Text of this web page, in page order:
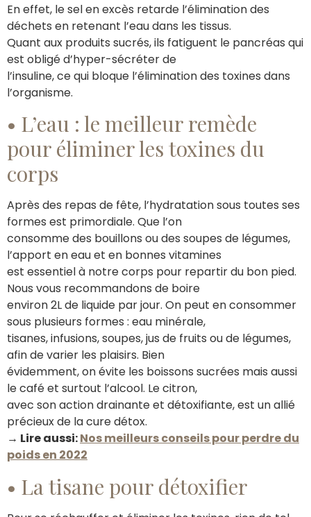
En effet, le sel en excès retarde l’élimination des
déchets en retenant l’eau dans les tissus.
Quant aux produits sucrés, ils fatiguent le pancréas qui
est obligé d’hyper-sécréter de
l’insuline, ce qui bloque l’élimination des toxines dans
l’organisme.
• L’eau : le meilleur remède
pour éliminer les toxines du
corps
Après des repas de fête, l’hydratation sous toutes ses
formes est primordiale. Que l’on
consomme des bouillons ou des soupes de légumes,
l’apport en eau et en bonnes vitamines
est essentiel à notre corps pour repartir du bon pied.
Nous vous recommandons de boire
environ 2L de liquide par jour. On peut en consommer
sous plusieurs formes : eau minérale,
tisanes, infusions, soupes, jus de fruits ou de légumes,
afin de varier les plaisirs. Bien
évidemment, on évite les boissons sucrées mais aussi
le café et surtout l’alcool. Le citron,
avec son action drainante et détoxifiante, est un allié
précieux de la cure détox.
→ Lire aussi:Nos meilleurs conseils pour perdre du
poids en 2022
• La tisane pour détoxifier